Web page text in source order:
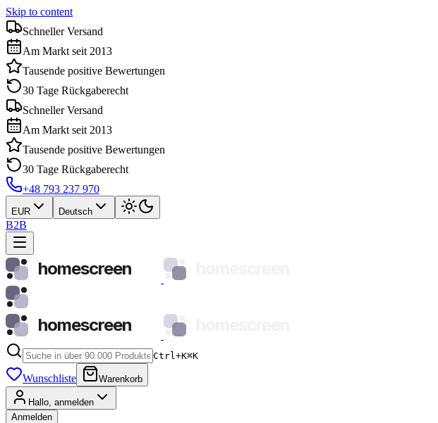
Skip to content
Schneller Versand
Am Markt seit 2013
Tausende positive Bewertungen
30 Tage Rückgaberecht
Schneller Versand
Am Markt seit 2013
Tausende positive Bewertungen
30 Tage Rückgaberecht
+48 793 237 970
EUR Deutsch
B2B
homescreen
homescreen
Ctrl+K⌘K
Wunschliste Warenkorb
Hallo, anmelden
Anmelden